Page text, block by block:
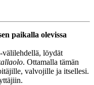
paikalla olevissa
välilehdellä, löydät
. Ottamalla tämän
valvojille ja itsellesi.